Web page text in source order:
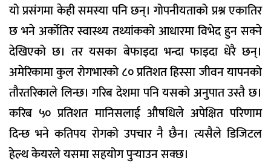
यो प्रसंगमा केही समस्या पनि छन्। गोपनीयताको प्रश्न एकातिर
छ भने अर्काेतिर स्वास्थ्य तथ्यांकको आधारमा विभेद हुन सक्ने
देखिएको छ। तर यसका बेफाइदा भन्दा फाइदा धेरै छन्।
अमेरिकामा कुल रोगभारको ८० प्रतिशत हिस्सा जीवन यापनको
तौरतरिकाले लिन्छ। गरिब देशमा पनि यसको अनुपात उस्तै छ।
करिब ५० प्रतिशत मानिसलाई औषधिले अपेक्षित परिणाम
दिन्छ भने कतिपय रोगको उपचार नै छैन। त्यसैले डिजिटल
हेल्थ केयरले यसमा सहयोग पुर्‍याउन सक्छ।